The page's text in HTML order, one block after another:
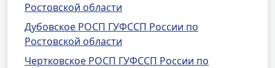
Ростовской области
Дубовское РОСП ГУФССП России по
Ростовской области
Чертковское РОСП ГУФССП России по